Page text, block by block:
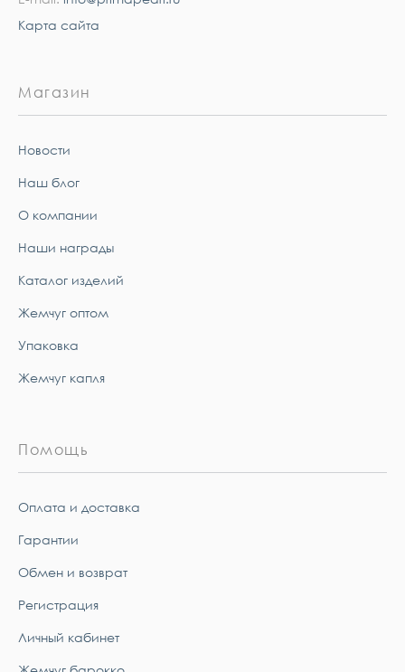
Карта сайта
Магазин
Новости
Наш блог
О компании
Наши награды
Каталог изделий
Жемчуг оптом
Упаковка
Жемчуг капля
Помощь
Оплата и доставка
Гарантии
Обмен и возврат
Регистрация
Личный кабинет